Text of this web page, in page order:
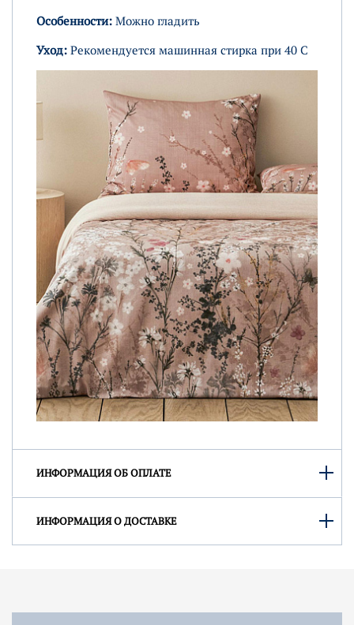
Особенности: Можно гладить
Уход: Рекомендуется машинная стирка при 40 C
ИНФОРМАЦИЯ ОБ ОПЛАТЕ
ИНФОРМАЦИЯ О ДОСТАВКЕ